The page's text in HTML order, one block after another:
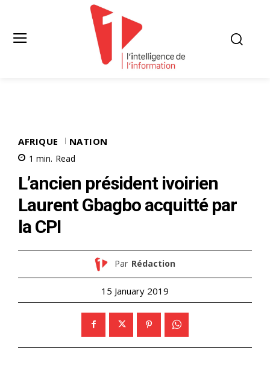
AFRIQUE NATION
1 min. Read
L’ancien président ivoirien
Laurent Gbagbo acquitté par
la CPI
Par Rédaction
15 January 2019